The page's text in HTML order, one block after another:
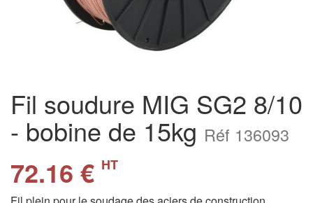
Fil soudure MIG SG2 8/10
- bobine de 15kg Réf 136093
72.16 € HT